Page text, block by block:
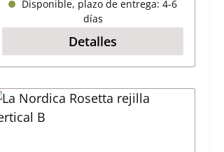
Disponible, plazo de entrega: 4-6
días
Detalles